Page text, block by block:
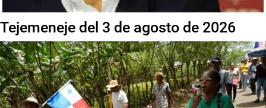
Tejemeneje del 3 de agosto de 2026